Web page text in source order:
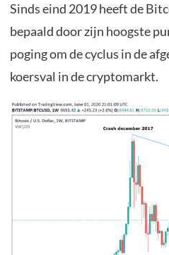
Sinds eind 2019 heeft de
bepaald door zijn hoogste
poging om de cyclus in de
koersval in de cryptomarkt.